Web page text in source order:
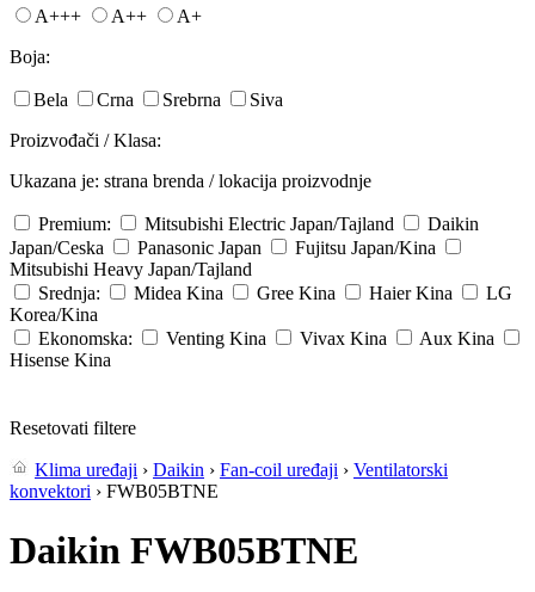
A+++ A++
A+
Boja:
Bela Crna Srebrna
Siva
Proizvođači / Klasa:
Ukazana je: strana brenda / lokacija proizvodnje
Premium: Mitsubishi Electric Japan/Tajland
Daikin
Japan/Ceska
Panasonic Japan Fujitsu Japan/Kina
Mitsubishi Heavy Japan/Tajland
Srednja:
Midea Kina Gree Kina Haier Kina
LG
Korea/Kina
Ekonomska:
Venting Kina Vivax Kina Aux Kina
Hisense Kina
Resetovati filtere
Klima uređaji › Daikin › Fan-coil uređaji › Ventilatorski
konvektori › FWB05BTNE
Daikin FWB05BTNE